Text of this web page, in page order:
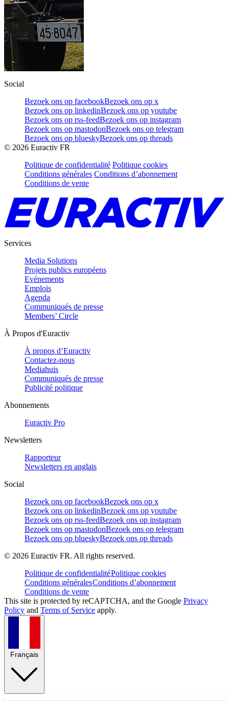
Social
Bezoek ons op facebookBezoek ons op x
Bezoek ons op linkedinBezoek ons op youtube
Bezoek ons op rss-feedBezoek ons op instagram
Bezoek ons op mastodonBezoek ons op telegram
Bezoek ons op blueskyBezoek ons op threads
© 2026 Euractiv FR
Politique de confidentialité Politique cookies
Conditions générales Conditions d’abonnement
Conditions de vente
Services
Media Solutions
Projets publics européens
Evénements
Emplois
Agenda
Communiqués de presse
Members’ Circle
À Propos d'Euractiv
À propos d’Euractiv
Contactez-nous
Mediahuis
Communiqués de presse
Publicité politique
Abonnements
Euractiv Pro
Newsletters
Rapporteur
Newsletters en anglais
Social
Bezoek ons op facebookBezoek ons op x
Bezoek ons op linkedinBezoek ons op youtube
Bezoek ons op rss-feedBezoek ons op instagram
Bezoek ons op mastodonBezoek ons op telegram
Bezoek ons op blueskyBezoek ons op threads
© 2026 Euractiv FR. All rights reserved.
Politique de confidentialitéPolitique cookies
Conditions généralesConditions d’abonnement
Conditions de vente
This site is protected by reCAPTCHA, and the Google Privacy
Policy and Terms of Service apply.
Français